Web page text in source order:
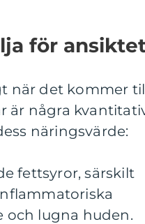
för
när det kommer
är några
näringsvärde:
fettsyror, särskilt
och lugna huden.